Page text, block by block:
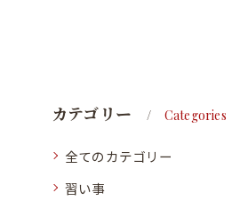
カテゴリー Categories
全てのカテゴリー
習い事